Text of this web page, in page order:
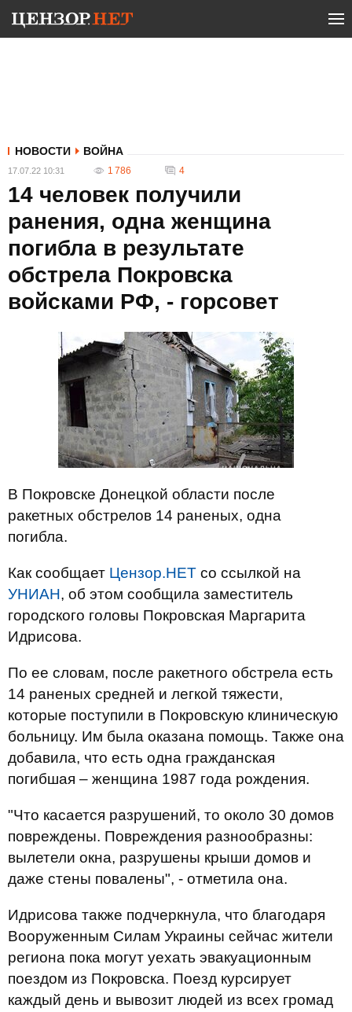
НОВОСТИ ВОЙНА
17.07.22 10:31 1 786 4
14 человек получили
ранения, одна женщина
погибла в результате
обстрела Покровска
войсками РФ, - горсовет
В Покровске Донецкой области после
ракетных обстрелов 14 раненых, одна
погибла.
Как сообщает Цензор.НЕТ со ссылкой на
УНИАН, об этом сообщила заместитель
городского головы Покровская Маргарита
Идрисова.
По ее словам, после ракетного обстрела есть
14 раненых средней и легкой тяжести,
которые поступили в Покровскую клиническую
больницу. Им была оказана помощь. Также она
добавила, что есть одна гражданская
погибшая – женщина 1987 года рождения.
"Что касается разрушений, то около 30 домов
повреждены. Повреждения разнообразны:
вылетели окна, разрушены крыши домов и
даже стены повалены", - отметила она.
Идрисова также подчеркнула, что благодаря
Вооруженным Силам Украины сейчас жители
региона пока могут уехать эвакуационным
поездом из Покровска. Поезд курсирует
каждый день и вывозит людей из всех громад